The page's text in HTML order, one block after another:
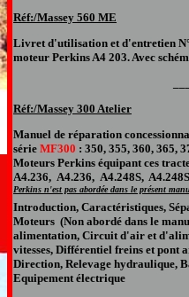
Réf:/Massey 560 ME
Livret d'utilisation et d'entretien
moteur Perkins A4 203. Avec
Réf:/Massey 300 Atelier
Manuel de réparation
série MF300 : 350, 355, 360, 365,
Moteurs Perkins équipant ces
A4.236, A4.236, A4.248S,
Perkins n'est pas abordée dans le présent
Introduction, Caractéristiques,
Moteurs (Non abordé dans le
alimentation, Circuit d'air et
vitesses, Différentiel freins et pont
Direction, Relevage hydraulique,
Equipement électrique